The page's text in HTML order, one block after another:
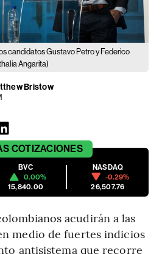
candidatos Gustavo Petro y Federico
Angarita)
Bristow
COTIZACIONES
BVC
0.00%
15,840.00
NASDAQ
-0.29%
26,507.76
acudirán a las
medio de fuertes indicios
antisistema que recorre